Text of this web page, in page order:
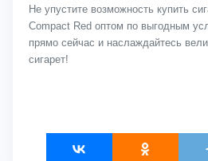
Не упустите возможность купить
Compact Red оптом по выгодным
прямо сейчас и наслаждайтесь
сигарет!